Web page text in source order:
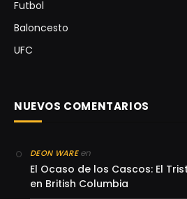
Futbol
Baloncesto
UFC
NUEVOS COMENTARIOS
DEON WAREen
El Ocaso de los Cascos: El
en British Columbia